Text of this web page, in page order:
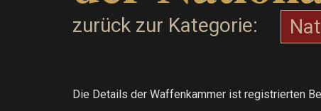
zurück zur Kategorie:
Die Details der Waffenkammer ist registrierten